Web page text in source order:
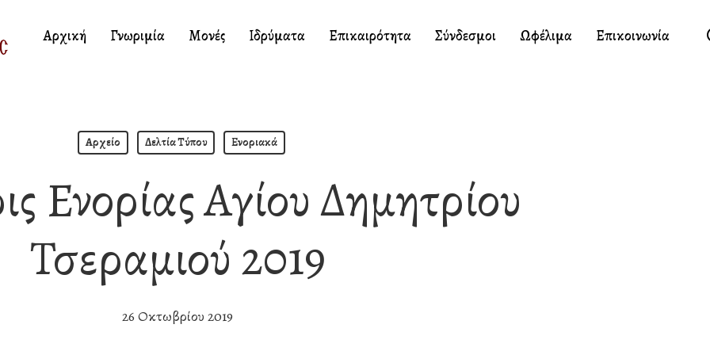
Αρχική Γνωριμία Μονές Ιδρύματα Επικαιρότητα Σύνδεσμοι Ωφέλιμα Επικοινωνία
Αρχείο Δελτία Τύπου Ενοριακά
Ενορίας Αγίου Δημητρίου
Τσεραμιού 2019
26 Οκτωβρίου 2019